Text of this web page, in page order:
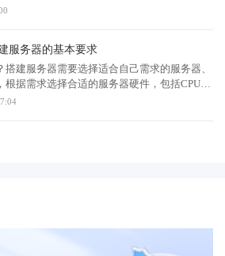
务器托管网站是非常必要的一项工作。你也
如ERP系统或内部使用的软件等。而对于游
服务器建立自己的游戏服务器，或者使用已经
游戏。 4.数据分析和运算 服务器具备
，科学家可以使用服务器来进行复杂的数据
平台。搭建一个共享文件的服务器可以让一
央控制系统、安防监控系统等。同时，企业可
务器可以保证数据安全，避免数据泄露和数据
个关键步骤，包括选择硬件、安装操作系
但如果你需要处理大量数据或高并发访问，
务器级电脑。服务器的硬件主要包括处理器、
器的性能决定了服务器的处理能力，内存的
硬盘的容量和速度则决定了数据存储和读写
作系统，具有高度的灵活性和稳定性，适合
安装向导的提示进行操作。在安装过程中，建
DNS 服务器。IP 地址是服务器在网络中的唯
服务器的基本要求
服务器需要选择适合自己需求的服务器、
据需求选择合适的服务器硬件，包括CPU、
的小伙伴赶紧了解下。 如何自己搭建服
用于网站、游戏、存储等领域，常见的服务
根据需求和技术水平选择操作系统，目前
置相应的软件环境，如Web服务器、数据库